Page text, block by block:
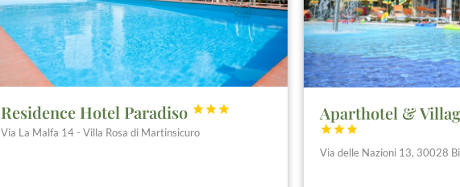
Residence Hotel Paradiso 


Via La Malfa 14 - Villa Rosa di Martinsicuro
Aparthotel &



Via delle Nazioni 13, 30028